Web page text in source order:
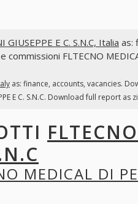
GIUSEPPE E C. S.N.C, Italia as:
FLTECNO
as: finance, accounts, vacancies.
E C. S.N.C. Download full report as
MEDICAL DI